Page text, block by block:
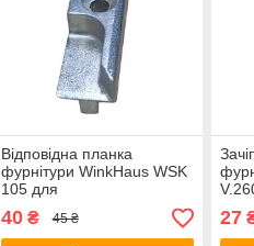
Відповідна планка
фурнітури WinkHaus WSK
105 для
металопластикових вікон
9 система
40₴ 45 ₴
9
27